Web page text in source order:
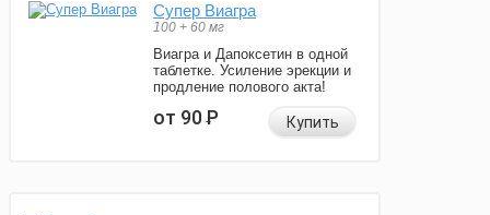
Супер Виагра
100 + 60 мг
Виагра и Дапоксетин в одной
таблетке. Усиление эрекции и
продление полового акта!
от 90Р Купить